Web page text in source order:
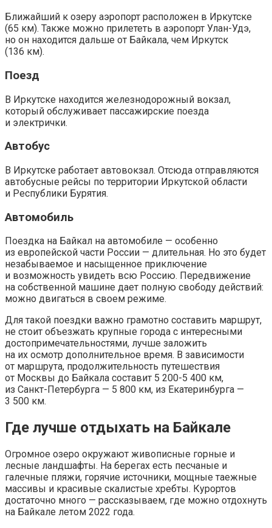
Ближайший к озеру аэропорт расположен в Иркутске
(65 км). Также можно прилететь в аэропорт Улан-Удэ,
но он находится дальше от Байкала, чем Иркутск
(136 км).
Поезд
В Иркутске находится железнодорожный вокзал,
который обслуживает пассажирские поезда
и электрички.
Автобус
В Иркутске работает автовокзал. Отсюда отправляются
автобусные рейсы по территории Иркутской области
и Республики Бурятия.
Автомобиль
Поездка на Байкал на автомобиле — особенно
из европейской части России — длительная. Но это будет
незабываемое и насыщенное приключение
и возможность увидеть всю Россию. Передвижение
на собственной машине дает полную свободу действий:
можно двигаться в своем режиме.
Для такой поездки важно грамотно составить маршрут,
не стоит объезжать крупные города с интересными
достопримечательностями, лучше заложить
на их осмотр дополнительное время. В зависимости
от маршрута, продолжительность путешествия
от Москвы до Байкала составит 5 200-5 400 км,
из Санкт-Петербурга — 5 800 км, из Екатеринбурга —
3 500 км.
Где лучше отдыхать на Байкале
Огромное озеро окружают живописные горные и
лесные ландшафты. На берегах есть песчаные и
галечные пляжи, горячие источники, мощные таежные
массивы и красивые скалистые хребты. Курортов
достаточно много — рассказываем, где можно отдохнуть
на Байкале летом 2022 года.